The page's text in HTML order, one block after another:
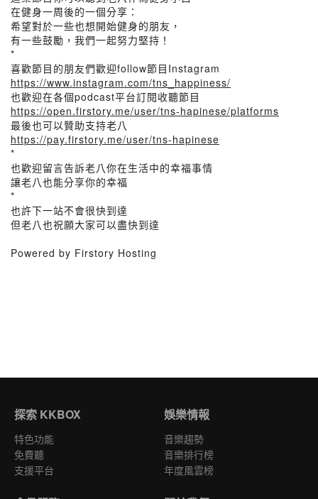
在健身一周後的一個分享：
希望對於一些也想開始健身的朋友，
有一些鼓勵，我們一起努力堅持！
*
喜歡節目的朋友們歡迎follow節目Instagram
https://www.instagram.com/tns_happiness/
也歡迎在各個podcast平台訂閱收聽節目
https://open.firstory.me/user/tns-hapinese/platforms
最後也可以贊助支持老八
https://pay.firstory.me/user/tns-hapinese
*
也歡迎留言告訴老八你在生活中的幸福事情
讓老八也能分享你的幸福
*
也許下一站不會很快到達
但老八也祝願大家可以盡快到達
Powered by Firstory Hosting
探索 KKBOX
特色功能
免費聽
支援平台
娛樂情報
音樂趨勢
音樂排行榜
年度風雲榜